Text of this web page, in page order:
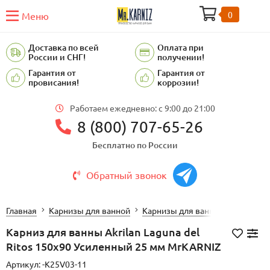
Меню 0
Доставка по всей
России и СНГ!
Оплата при
получении!
Гарантия от
провисания!
Гарантия от
коррозии!
Работаем ежедневно: c 9:00 до 21:00
8 (800) 707-65-26
Бесплатно по России
Обратный звонок
Главная Карнизы для ванной Карнизы для ванной Akrilan
Карниз для ванны Akrilan Laguna del
Ritos 150х90 Усиленный 25 мм MrKARNIZ
Артикул:-K25V03-11